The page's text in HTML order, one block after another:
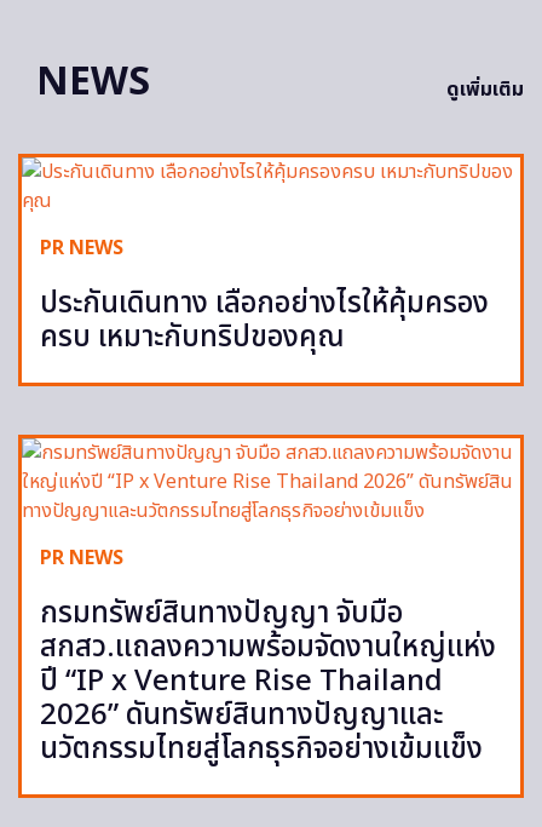
NEWS
ดูเพิ่มเติม
PR NEWS
ประกันเดินทาง เลือกอย่างไรให้คุ้มครอง
ครบ เหมาะกับทริปของคุณ
PR NEWS
กรมทรัพย์สินทางปัญญา จับมือ
สกสว.แถลงความพร้อมจัดงานใหญ่แห่ง
ปี “IP x Venture Rise Thailand
2026” ดันทรัพย์สินทางปัญญาและ
นวัตกรรมไทยสู่โลกธุรกิจอย่างเข้มแข็ง